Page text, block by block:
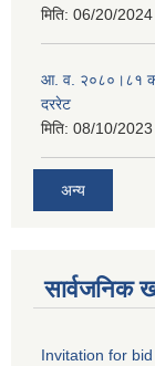
मिति: 06/20/2024
आ. व. २०८०।८१ का
दररेट
मिति: 08/10/
अन्य
सार्वजनिक
Invitation for bid